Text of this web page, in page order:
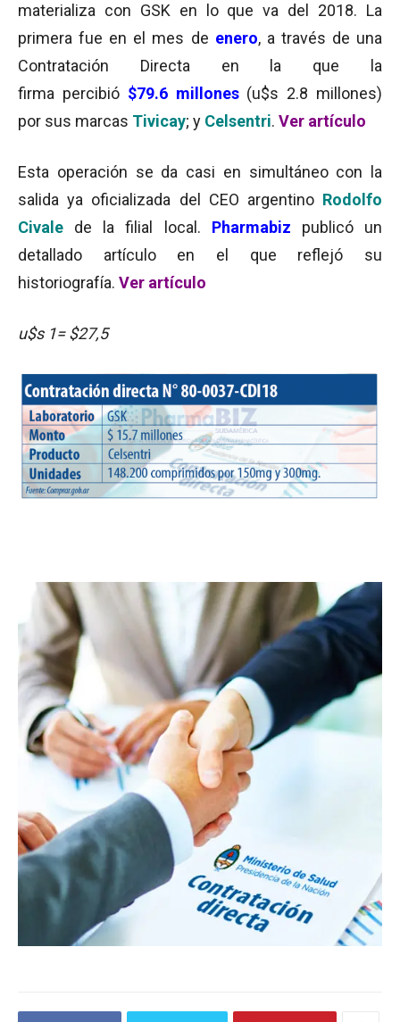
materializa con GSK en lo que va del 2018. La
primera fue en el mes de enero, a través de una
Contratación Directa en la que la
firma percibió$79.6 millones (u$s 2.8 millones)
por sus marcas Tivicay; y Celsentri. Ver artículo
Esta operación se da casi en simultáneo con la
salida ya oficializada del CEO argentino Rodolfo
Civale de la filial local. Pharmabiz
publicó un
detallado artículo en el que reflejó su
historiografía. Ver artículo
u$s 1= $27,5